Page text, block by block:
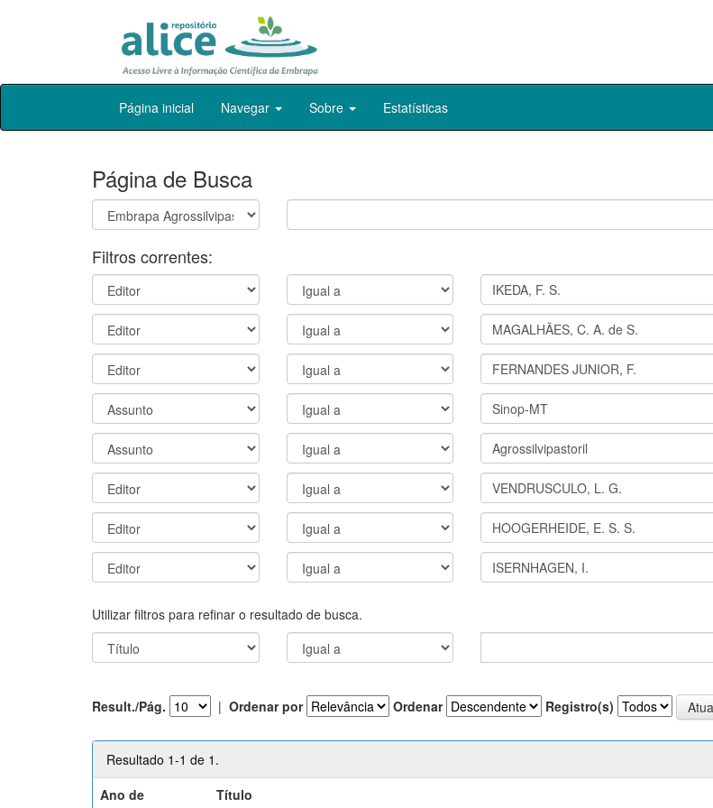
Skip
Página inicial Navegar Sobre Estatísticas
Página de Busca
Filtros correntes:
Utilizar filtros para refinar o resultado de busca.
Result./Pág. | Ordenar por Ordenar Registro(s)
Resultado 1-1 de 1.
Ano de
Título